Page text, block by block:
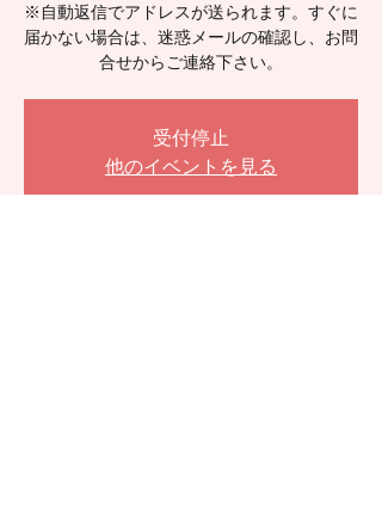
※自動返信でアドレスが送られます。すぐに
届かない場合は、迷惑メールの確認し、お問
合せからご連絡下さい。
受付停止
他のイベントを見る